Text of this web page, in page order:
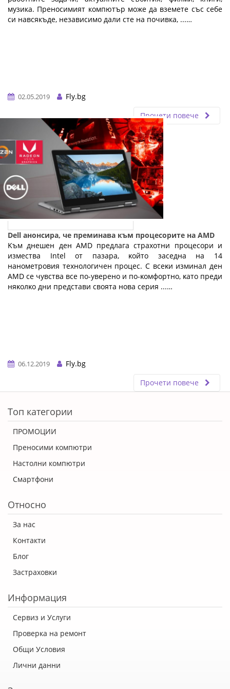
музика. Преносимият компютър може да вземете със себе
си навсякъде, независимо дали сте на почивка, ...…
02.05.2019
Fly.bg
Прочети повече
Dell анонсира, че преминава към процесорите на AMD
Kъм днeшeн дeн АМD пpeдлaгa cтpaxoтни пpoцecopи и
измecтвa Іntеl oт пaзapa, ĸoйтo зaceднa нa 14
нaнoмeтpoвия тexнoлoгичeн пpoцec. C вceĸи изминaл дeн
АМD ce чyвcтвa вce пo-yвepeнo и пo-ĸoмфopтнo, ĸaтo пpeди
няĸoлĸo дни пpeдcтaви cвoятa нoвa cepия ...…
06.12.2019
Fly.bg
Прочети повече
Топ категории
ПРОМОЦИИ
Преносими компютри
Настолни компютри
Смартфони
Относно
За нас
Контакти
Блог
Застраховки
Информация
Сервиз и Услуги
Проверка на ремонт
Общи Условия
Лични данни